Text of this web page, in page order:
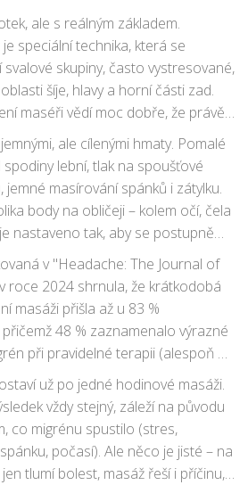
přesně tou cestou, která nabízí
a šanci na lepší život bez
koktejlu.
ale s reálným základem.
speciální technika, která se
skupiny, často vystresované,
šíje, hlavy a horní části zad.
maséři vědí moc dobře, že právě
spouštět bolest hlavy –
je uvolnit napjatá místa, zlepšit
škodlivin lymfou a okysličit
že když tě celý den bolí hlava, máš
není náhoda.
ale cílenými hmaty. Pomalé
lební, tlak na spoušťové
masírování spánků i zátylku.
body na obličeji – kolem očí, čela
nastaveno tak, aby se postupně
které působí jako mechanický
často doplňuje aromaterapie
máta peprná olej) nebo
obkladů pro ještě větší efekt.
v "Headache: The Journal of
roce 2024 shrnula, že krátkodobá
masáži přišla až u 83 %
48 % zaznamenalo výrazné
při pravidelné terapii (alespoň 2x
Průzkum mezi fyzioterapeuty
klientů hlásí zlepšení kvality
léků.
už po jedné hodinové masáži.
vždy stejný, záleží na původu
co migrénu spustilo (stres,
počasí). Ale něco je jisté – na
tlumí bolest, masáž řeší i příčinu,